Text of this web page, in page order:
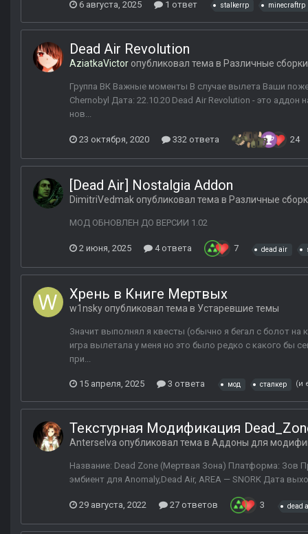
6 августа, 2025 1 ответ stalkerrp minecraftrp
Dead Air Revolution
AziatkaVictor опубликовал тема в Различные сборки
Группа ВК Важные моменты В случае вылета Ваши
Chernobyl Дата: 22.10.20 Dead Air Revolution - это аддон
нов...
23 октября, 2020 332 ответа 24
[Dead Air] Nostalgia Addon
DimitriVedmak опубликовал тема в Различные
МОД ОБНОВЛЕН ДО ВЕРСИИ 1.02
2 июня, 2025 4 ответа 7 dead air
Хрень в Книге Мертвых
w1nsky опубликовал тема в Устаревшие темы
Значит выполнял я квесты (обычно я бегал с болот на
игра вылетала у меня но это было редко с какого бы
при...
15 апреля, 2025 3 ответа мод сталкер (и
Текстурная Модификация
Anterselva опубликовал тема в Аддоны для
Название: Dead Zone (Мертвая Зона) Платформа: Зов
эмбиент для Anomaly,Dead Air, AREA — SNORK Дата
29 августа, 2022 27 ответов 3 dead